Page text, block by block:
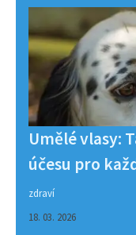
Umělé vlasy:
účesu pro
zdraví
18. 03. 2026